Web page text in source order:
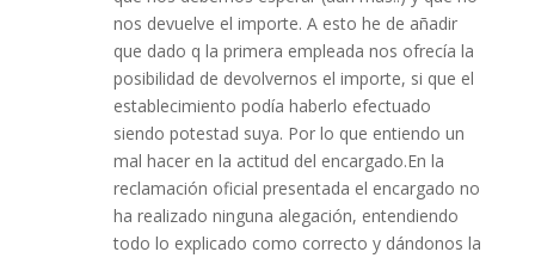
nos devuelve el importe. A esto he de añadir
que dado q la primera empleada nos ofrecía la
posibilidad de devolvernos el importe, si que el
establecimiento podía haberlo efectuado
siendo potestad suya. Por lo que entiendo un
mal hacer en la actitud del encargado.En la
reclamación oficial presentada el encargado no
ha realizado ninguna alegación, entendiendo
todo lo explicado como correcto y dándonos la